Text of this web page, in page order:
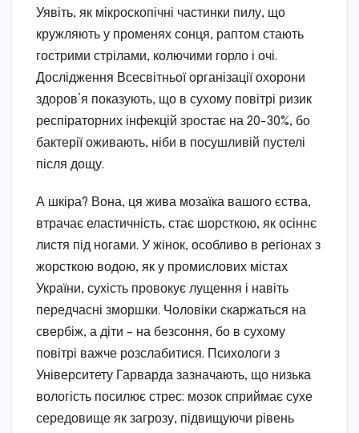
Уявіть, як мікроскопічні частинки пилу, що
кружляють у променях сонця, раптом стають
гострими стрілами, колючими горло і очі.
Дослідження Всесвітньої організації охорони
здоров’я показують, що в сухому повітрі ризик
респіраторних інфекцій зростає на 20-30%, бо
бактерії оживають, ніби в посушливій пустелі
після дощу.
А шкіра? Вона, ця жива мозаїка вашого єства,
втрачає еластичність, стає шорсткою, як осіннє
листя під ногами. У жінок, особливо в регіонах з
жорсткою водою, як у промислових містах
України, сухість провокує лущення і навіть
передчасні зморшки. Чоловіки скаржаться на
свербіж, а діти – на безсоння, бо в сухому
повітрі важче розслабитися. Психологи з
Університету Гарварда зазначають, що низька
вологість посилює стрес: мозок сприймає сухе
середовище як загрозу, підвищуючи рівень